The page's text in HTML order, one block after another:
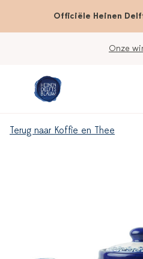
Officiële Heinen
Onze
Terug naar Koffie en Thee